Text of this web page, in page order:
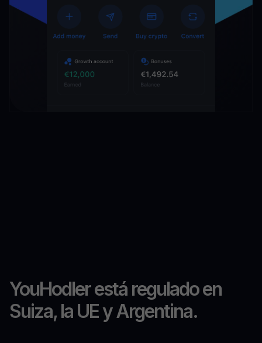
YouHodler está regulado en
Suiza, la UE y Argentina.